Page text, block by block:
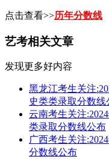
点击查看>>历年分数线
艺考相关文章
发现更多好内容
黑龙江考生关注
史类类录取分数线
云南考生关注
类录取分数线公布
广西考生关注
分数线公布